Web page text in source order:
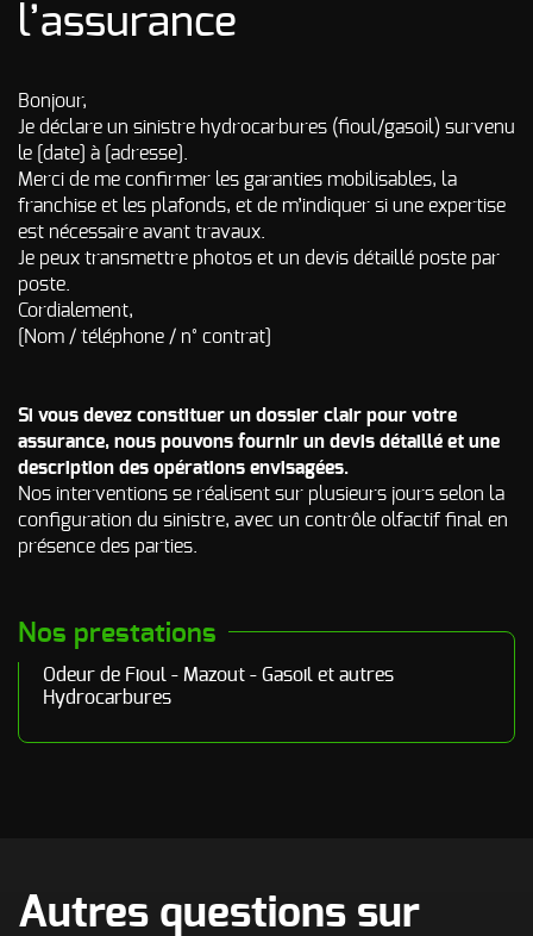
l’assurance
Bonjour,
Je déclare un sinistre hydrocarbures (fioul/gasoil) survenu
le [date] à [adresse].
Merci de me confirmer les garanties mobilisables, la
franchise et les plafonds, et de m’indiquer si une expertise
est nécessaire avant travaux.
Je peux transmettre photos et un devis détaillé poste par
poste.
Cordialement,
[Nom / téléphone / n° contrat]
Si vous devez constituer un dossier clair pour votre
assurance, nous pouvons fournir un devis détaillé et une
description des opérations envisagées.
Nos interventions se réalisent sur plusieurs jours selon la
configuration du sinistre, avec un contrôle olfactif final en
présence des parties.
Nos prestations
Odeur de Fioul - Mazout - Gasoil et autres
Hydrocarbures
Autres questions sur